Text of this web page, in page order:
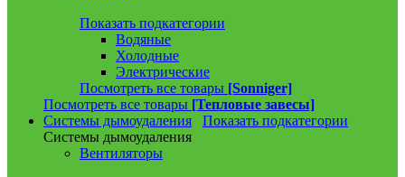
Показать подкатегории
Водяные
Холодные
Электрические
Посмотреть все товары [Sonniger]
Посмотреть все товары [Тепловые завесы]
Системы дымоудаления
Показать подкатегории
Системы дымоудаления
Вентиляторы